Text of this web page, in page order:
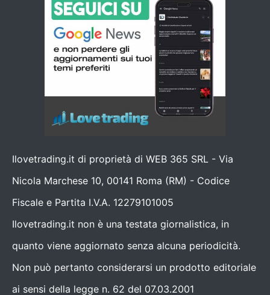
Ilovetrading.it di proprietà di WEB 365 SRL - Via
Nicola Marchese 10, 00141 Roma (RM) - Codice
Fiscale e Partita I.V.A. 12279101005
Ilovetrading.it non è una testata giornalistica, in
quanto viene aggiornato senza alcuna periodicità.
Non può pertanto considerarsi un prodotto editoriale
ai sensi della legge n. 62 del 07.03.2001